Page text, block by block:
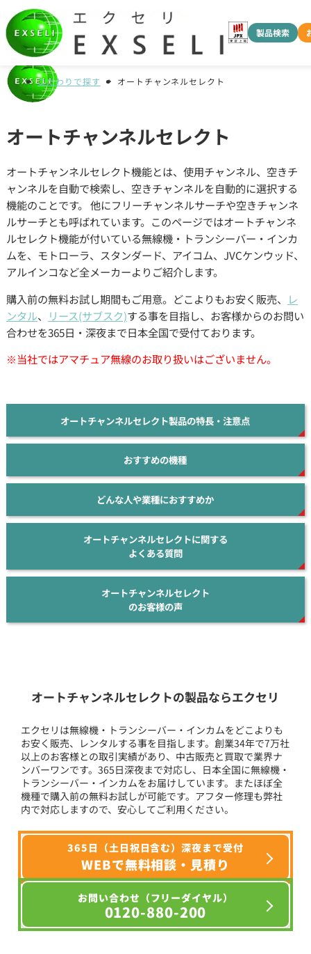
製品検索
こだわりで探す オートチャンネルセレクト
オートチャンネルセレクト
オートチャンネルセレクト機能とは、使用チャンネル、空きチ
ャンネルを自動で検索し、空きチャンネルを自動的に選択する
機能のことです。 他にフリーチャンネルサーチや空きチャンネ
ルサーチとも呼ばれています。このページではオートチャンネ
ルセレクト機能が付いている無線機・トランシーバー・インカ
ムを、モトローラ、スタンダード、アイコム、JVCケンウッド、
アルインコなど全メーカーよりご紹介します。
購入前の無料お試し期間もご用意。どこよりもお安く販売、
レ
ンタル、 リース(サブスク)する事を目指し、お客様からのお問い
合わせを365日・深夜まで日本全国で受付ております。
※当社ではアマチュア無線のお取り扱いはございません。
オートチャンネルセレクト製品の特長・注意点
おすすめの機種
どんな人や業種におすすめか
オートチャンネルセレクトに関する
よくある質問
オートチャンネルセレクト
のお客様の声
オートチャンネルセレクトの製品ならエクセリ
エクセリは無線機・トランシーバー・インカムをどこよりも
お安く販売、レンタルする事を目指します。創業34年で7万社
以上のお客様との取引実績があり、中古販売と買取で業界ナ
ンバーワンです。365日深夜まで対応し、日本全国に無線機・
トランシーバー・インカムをお届けしています。またほぼ全
機種で購入前の無料お試しが可能です。アフター修理も弊社
内で対応しますので、安心してご利用ください。
365日（土日祝日含む）深夜まで受付
WEBで無料相談・見積り
お問い合わせ（フリーダイヤル）
0120-880-200